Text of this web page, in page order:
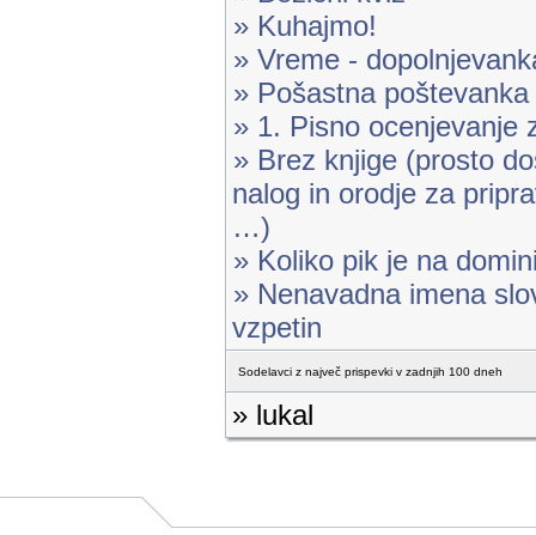
» Kuhajmo!
» Vreme -
» Pošastna poštevanka
» 1. Pisno ocenjevanje
» Brez knjige (prosto
nalog in orodje za
…)
» Koliko pik je na
» Nenavadna imena
vzpetin
Sodelavci z največ prispevki v zadnjih 100 dneh
» lukal